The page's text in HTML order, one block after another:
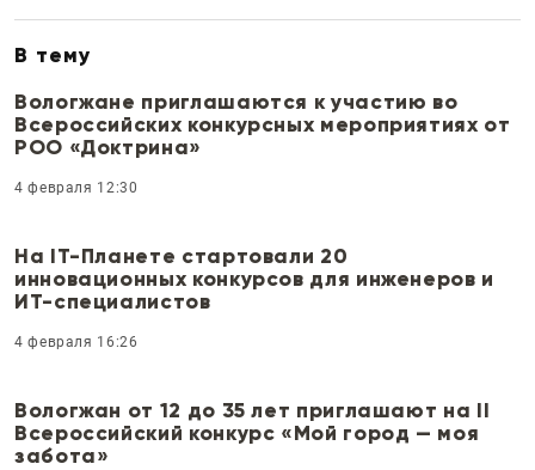
В тему
Вологжане приглашаются к участию во
Всероссийских конкурсных мероприятиях от
РОО «Доктрина»
4 февраля 12:30
На IT-Планете стартовали 20
инновационных конкурсов для инженеров и
ИТ-специалистов
4 февраля 16:26
Вологжан от 12 до 35 лет приглашают на II
Всероссийский конкурс «Мой город — моя
забота»